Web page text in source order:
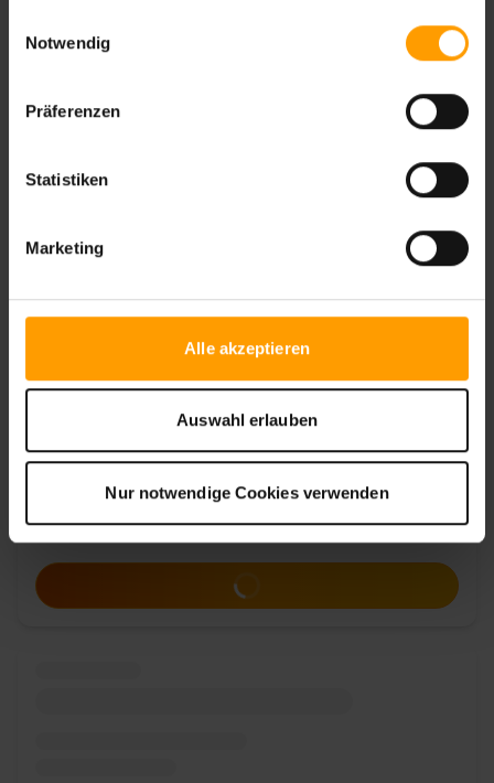
Notwendig
Präferenzen
Statistiken
Marketing
Alle akzeptieren
Auswahl erlauben
Nur notwendige Cookies verwenden
Zum Angebot